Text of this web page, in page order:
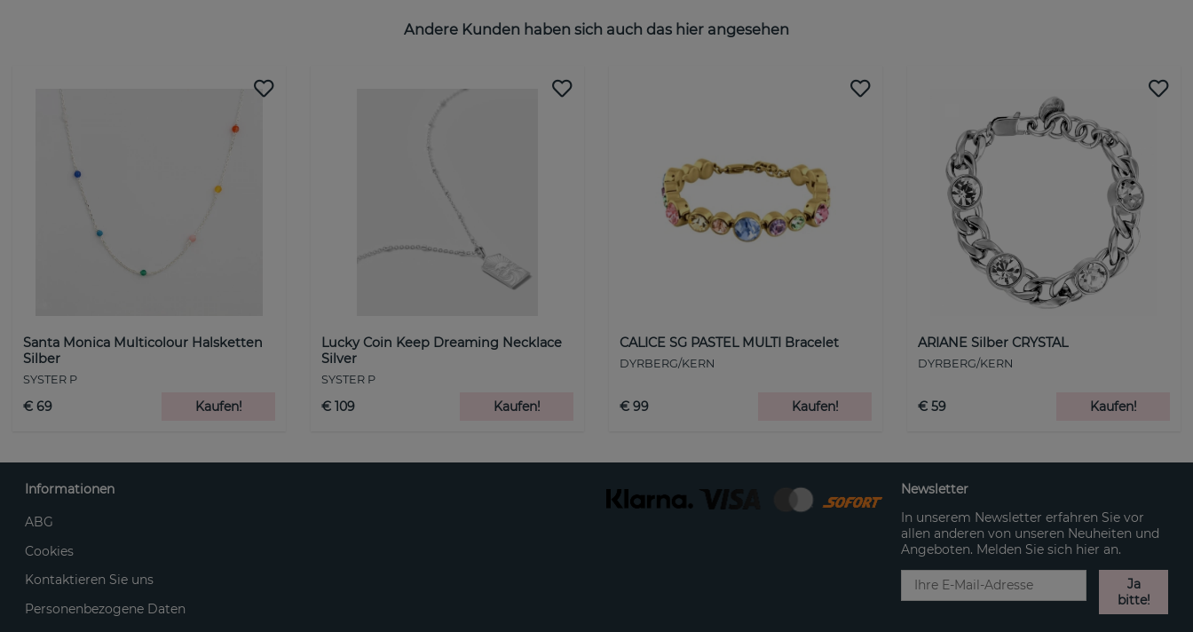
Andere Kunden haben sich auch das hier angesehen
Santa Monica Multicolour Halsketten
Silber
SYSTER P
€ 69 Kaufen!
Lucky Coin Keep Dreaming Necklace
Silver
SYSTER P
€ 109 Kaufen!
CALICE SG PASTEL MULTI Bracelet
DYRBERG/KERN
€ 99 Kaufen!
ARIANE Silber CRYSTAL
DYRBERG/KERN
€ 59 Kaufen!
Informationen
ABG
Cookies
Kontaktieren Sie uns
Personenbezogene Daten
Newsletter
In unserem Newsletter erfahren Sie vor
allen anderen von unseren Neuheiten und
Angeboten. Melden Sie sich hier an.
Ja
bitte!